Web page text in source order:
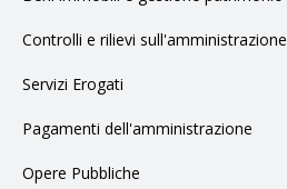
Controlli e rilievi sull'amministrazione
Servizi Erogati
Pagamenti dell'amministrazione
Opere Pubbliche